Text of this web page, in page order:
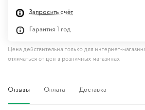
Запросить счёт
Гарантия 1 год
Цена действительна только для интернет-
отличаться от цен в розничных магазинах
Отзывы Оплата Доставка